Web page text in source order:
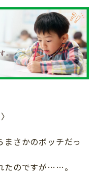
さかのボッチだっ
たのですが……。